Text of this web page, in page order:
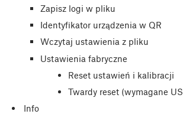
Zapisz logi w pliku
Identyfikator urządzenia w QR
Wczytaj ustawienia z pliku
Ustawienia fabryczne
Reset ustawień i kalibracji
Twardy reset (wymagane
Info